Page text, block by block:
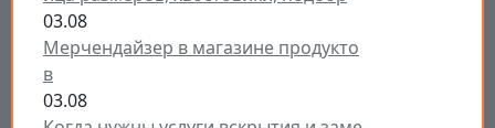
03.08
Мерчендайзер в магазине продукто
в
03.08